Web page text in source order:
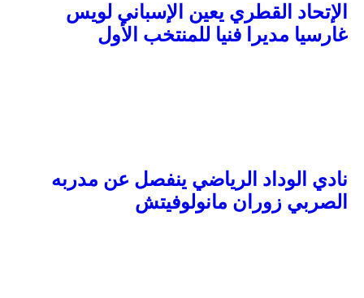
الإتحاد القطري يعين الإسباني لويس
غارسيا مديرا فنيا للمنتخب الأول
نادي الوداد الرياضي ينفصل عن مدربه
الصربي زوران مانولوفيتش